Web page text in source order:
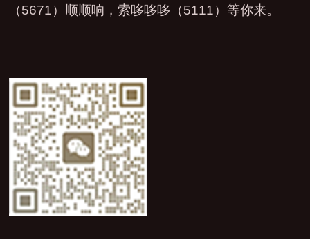
（5671）顺顺响，索哆哆哆（5111）等你来。